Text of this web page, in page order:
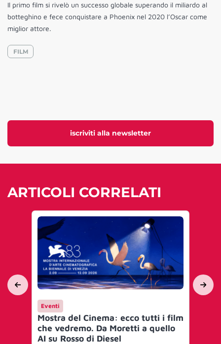
iscriviti alla newsletter
Il primo film si rivelò un successo globale superando il miliardo al
botteghino e fece conquistare a Phoenix nel 2020 l’Oscar come
miglior attore.
FILM
ARTICOLI CORRELATI
Eventi
Mostra del Cinema: ecco tutti i film
che vedremo. Da Moretti a quello
AI su Rosso di Diesel